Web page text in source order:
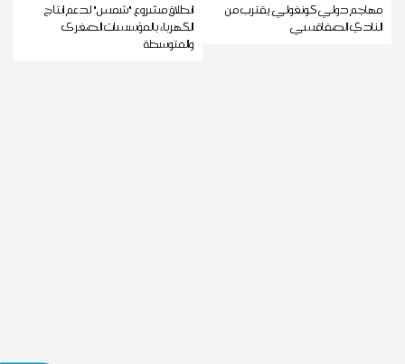
مهاجم دولي كونغولي يقترب من
النادي الصفاقسي
انطلاق مشروع "شمس" لدعم إنتاج
الكهرباء بالمؤسسات الصغرى
والمتوسطة